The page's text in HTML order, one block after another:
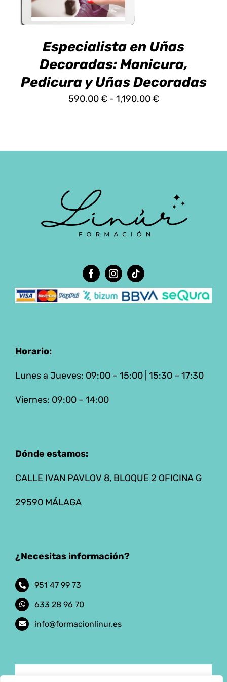
PRODUCTO
TIENE
MÚLTIPLES
VARIANTES.
LAS
OPCIONES
SE
PUEDEN
ELEGIR
PRODUCTO
Especialista en Uñas
Decoradas: Manicura,
Pedicura y Uñas Decoradas
590.00€ - 1,190.00€Rango
Horario:
Lunes a Jueves: 09:00 – 15:00 | 15:30 – 17:30
Viernes: 09:00 – 14:00
Dónde estamos:
CALLE IVAN PAVLOV 8, BLOQUE 2 OFICINA G
29590 MÁLAGA
¿Necesitas información?
951 47 99 73
633 28 96 70
info@formacionlinur.es